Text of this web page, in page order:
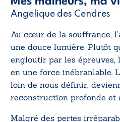
Angelique des Cendres
Au cœur de la souffrance,
une douce lumière. Plutôt
engloutir par les épreuves,
en une force inébranlable.
loin de nous définir,
reconstruction profonde et
Malgré des pertes